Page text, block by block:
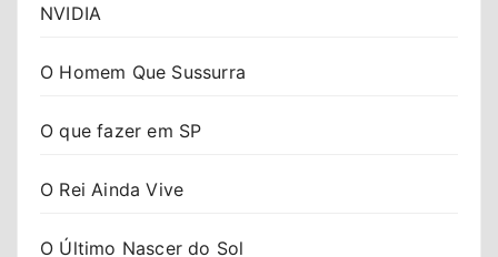
NVIDIA
O Homem Que Sussurra
O que fazer em SP
O Rei Ainda Vive
O Último Nascer do Sol